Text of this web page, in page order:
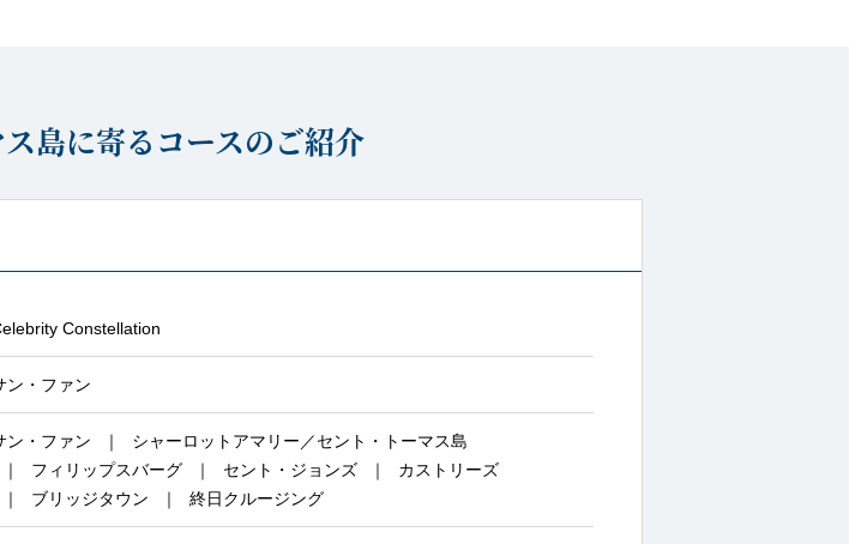
島に寄るコースのご紹介
Constellation
ン・ファン
ン・ファン
シャーロットアマリー／セント・トーマス島
フィリップスバーグ
セント・ジョンズ
カストリーズ
ブリッジタウン
終日クルージング